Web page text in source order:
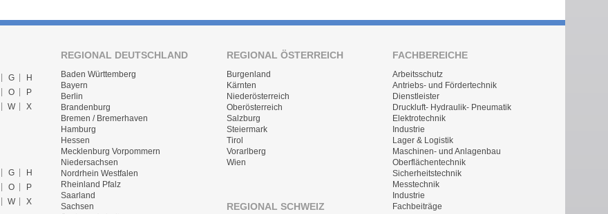
G
H
O
P
W
X
G
H
O
P
W
X
REGIONAL DEUTSCHLAND
Baden Württemberg
Bayern
Berlin
Brandenburg
Bremen / Bremerhaven
Hamburg
Hessen
Mecklenburg Vorpommern
Niedersachsen
Nordrhein Westfalen
Rheinland Pfalz
Saarland
Sachsen
REGIONAL ÖSTERREICH
Burgenland
Kärnten
Niederösterreich
Oberösterreich
Salzburg
Steiermark
Tirol
Vorarlberg
Wien
REGIONAL SCHWEIZ
FACHBEREICHE
Arbeitsschutz
Antriebs- und Fördertechnik
Dienstleister
Druckluft- Hydraulik- Pneumatik
Elektrotechnik
Industrie
Lager & Logistik
Maschinen- und Anlagenbau
Oberflächentechnik
Sicherheitstechnik
Messtechnik
Industrie
Fachbeiträge